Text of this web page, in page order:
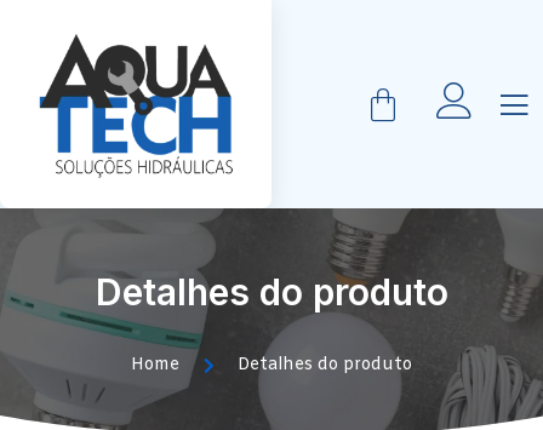
Detalhes do produto
Home Detalhes do produto